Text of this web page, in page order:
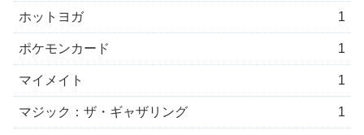
ホットヨガ 1
ポケモンカード 1
マイメイト 1
マジック：ザ・ギャザリング 1